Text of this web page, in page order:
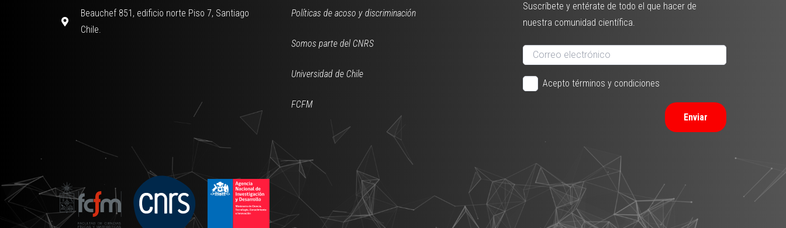
Beauchef 851, edificio norte Piso 7, Santiago
Chile.
Políticas de acoso y discriminación
Somos parte del CNRS
Universidad de Chile
FCFM
Suscríbete y entérate de todo el que hacer de
nuestra comunidad científica.
Acepto términos y condiciones
Enviar